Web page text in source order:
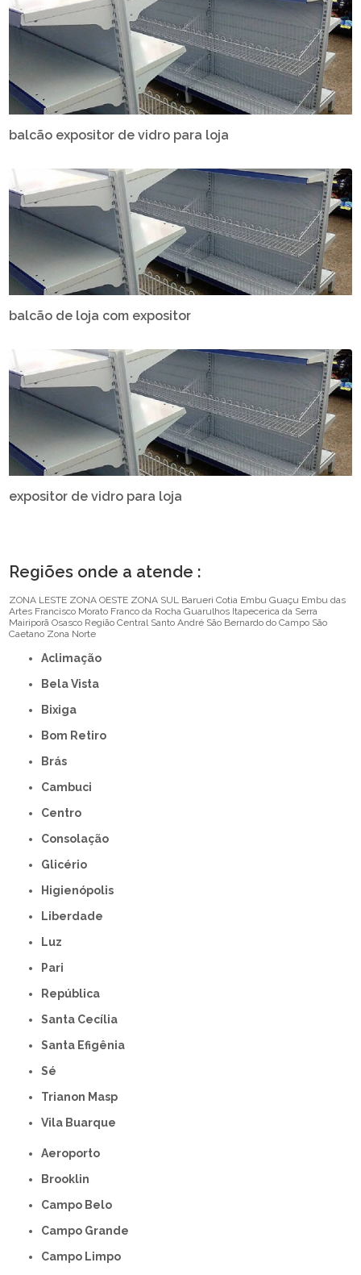
balcão expositor de vidro para loja
balcão de loja com expositor
expositor de vidro para loja
Regiões onde a atende :
ZONA LESTE ZONA OESTE ZONA SUL Barueri Cotia Embu Guaçu Embu das
Artes Francisco Morato Franco da Rocha Guarulhos Itapecerica da Serra
Mairiporã Osasco Região Central Santo André São Bernardo do Campo São
Caetano Zona Norte
Aclimação
Bela Vista
Bixiga
Bom Retiro
Brás
Cambuci
Centro
Consolação
Glicério
Higienópolis
Liberdade
Luz
Pari
República
Santa Cecília
Santa Efigênia
Sé
Trianon Masp
Vila Buarque
Aeroporto
Brooklin
Campo Belo
Campo Grande
Campo Limpo